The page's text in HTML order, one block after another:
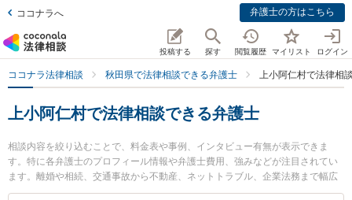
ココナラへ 弁護士の方はこちら
投稿する 探す 閲覧履歴 マイリスト ログイン
ココナラ法律相談 秋田県で法律相談できる弁護士 上小阿仁村で法律相
上小阿仁村で法律相談できる弁護士
相談内容を絞り込むことで、料金表や事例、インタビュー有無が表示できま
す。特に各弁護士のプロフィール情報や弁護士費用、強みなどが注目されてい
ます。離婚や相続、交通事故から不動産、ネットトラブル、企業法務まで幅広
く取り扱う弁護士が多数。こんな法律相談をお持ちの方は是非ご利用くださ